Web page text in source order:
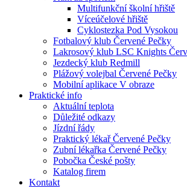
Multifunkční školní hřiště
Víceúčelové hřiště
Cyklostezka Pod Vysokou
Fotbalový klub Červené Pečky
Lakrosový klub LSC Knights
Jezdecký klub Redmill
Plážový volejbal Červené Pečky
Mobilní aplikace V obraze
Praktické info
Aktuální teplota
Důležité odkazy
Jízdní řády
Praktický lékař Červené Pečky
Zubní lékařka Červené Pečky
Pobočka České pošty
Katalog firem
Kontakt